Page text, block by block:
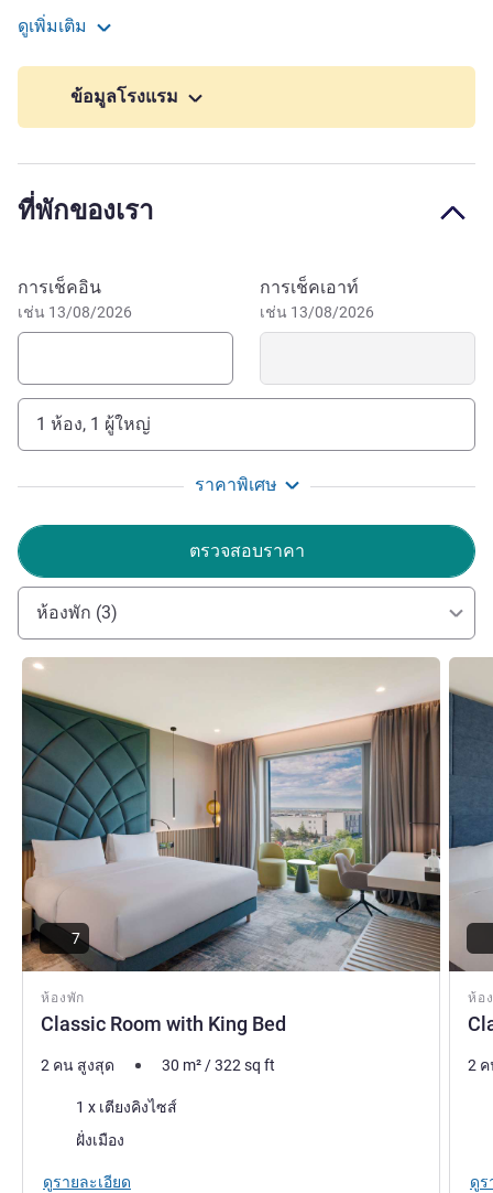
with an indoor pool and gym. Oradea, a must visit Art
Nouveau city, boasts archaeological treasures like the 11th
century Oradea Fortress. Here, modern comfort meets a
rich historical legacy, offering a unique and unforgettable
Guests enjoy refined dining concepts curated by Chef
Henrik Sebok in the bright restaurant with terrace, while the
lobby bar and cellar lounge offer relaxed spaces for
set on two levels and featuring an indoor pool, four
whirlpool, eight saunas, thermal facilities, a luminous
Enjoy delicious cuisine in our bright restaurant with terrace,
relax in the bar or cellar lounge. The spa and therapy area,
private rental, perfect for intimate wellness events.
Wake up where history meets harmony. At Mercure
Oradea, ancient stories lie beneath your feet, while above,
you unwind in the spa, recharge by the pool, or connect
over fine cuisine. Discover a stay that speaks to your
senses and stays with your soul.
Joulian Ibrahim ฝ่ายบริหารโรงแรม
ดูเพิ่มเติม
ข้อมูลโรงแรม
ที่พักของเรา
จองโรงแรมนี้
การเช็คอิน
เช่น 13/08/2026
การเช็คเอาท์
เช่น 13/08/2026
1 ห้อง, 1 ผู้ใหญ่
ราคาพิเศษ
ตรวจสอบราคา
ห้องพัก (3)
ห้องพัก
Classic Room with King Bed
ดูรายละเอียด
7
2 คน สูงสุด 30 m²/322sq ft
เครื่องนอน
1 x เตียงคิงไซส์
ฝั่งเมือง
ดูรายละเอียด
ห้อ
ดูราย
2
ดูร